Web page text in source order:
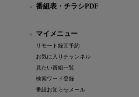
番組表・チラシPDF
マイメニュー
リモート録画予約
お気に入りチャンネル
見たい番組一覧
検索ワード登録
番組お知らせメール